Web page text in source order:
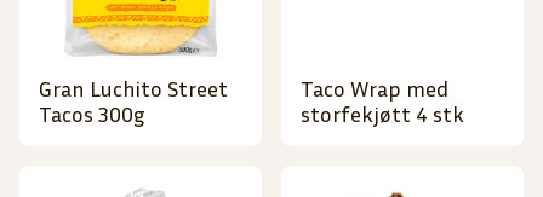
Gran Luchito Street
Tacos 300g
Taco Wrap med
storfekjøtt 4 stk